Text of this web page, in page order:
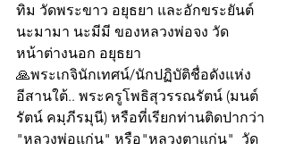
ทิม วัดพระขาว อยุธยา และอักขระยันต์
นะมามา นะมีมี ของหลวงพ่อจง วัด
หน้าต่างนอก อยุธยา
🙏พระเกจินักเทศน์/นักปฏิบัติชื่อดังแห่ง
อีสานใต้.. พระครูโพธิสุวรรณรัตน์ (มนต์
รัตน์ คมฺภีรมุนี) หรือที่เรียกท่านติดปากว่า
"หลวงพ่อแก่น" หรือ"หลวงตาแก่น"  วัด